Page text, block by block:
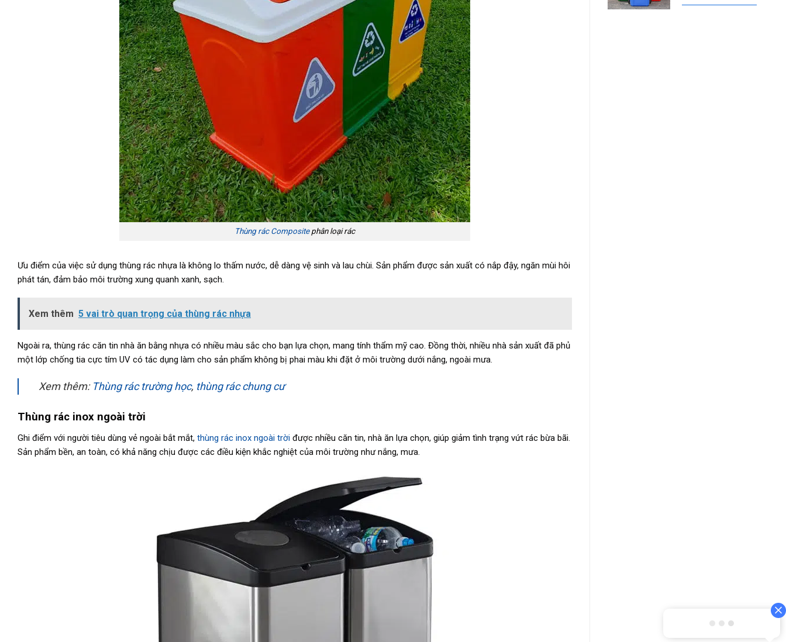
Thùng rác Compositephân loại rác
Ưu điểm của việc sử dụng thùng rác nhựa là không lo thấm nước, dễ dàng vệ sinh và lau chùi. Sản phẩm được sản xuất có nắp đậy, ngăn mùi hôi
phát tán, đảm bảo môi trường xung quanh xanh, sạch.
Xem thêm 5 vai trò quan trọng của thùng rác nhựa
Ngoài ra, thùng rác căn tin nhà ăn bằng nhựa có nhiều màu sắc cho bạn lựa chọn, mang tính thẩm mỹ cao. Đồng thời, nhiều nhà sản xuất đã phủ
một lớp chống tia cực tím UV có tác dụng làm cho sản phẩm không bị phai màu khi đặt ở môi trường dưới nắng, ngoài mưa.
Xem thêm: Thùng rác trường học, thùng rác chung cư
Thùng rác inox ngoài trời
Ghi điểm với người tiêu dùng vẻ ngoài bắt mắt, thùng rác inox ngoài trời được nhiều căn tin, nhà ăn lựa chọn, giúp giảm tình trạng vứt rác bừa bãi.
Sản phẩm bền, an toàn, có khả năng chịu được các điều kiện khắc nghiệt của môi trường như nắng, mưa.